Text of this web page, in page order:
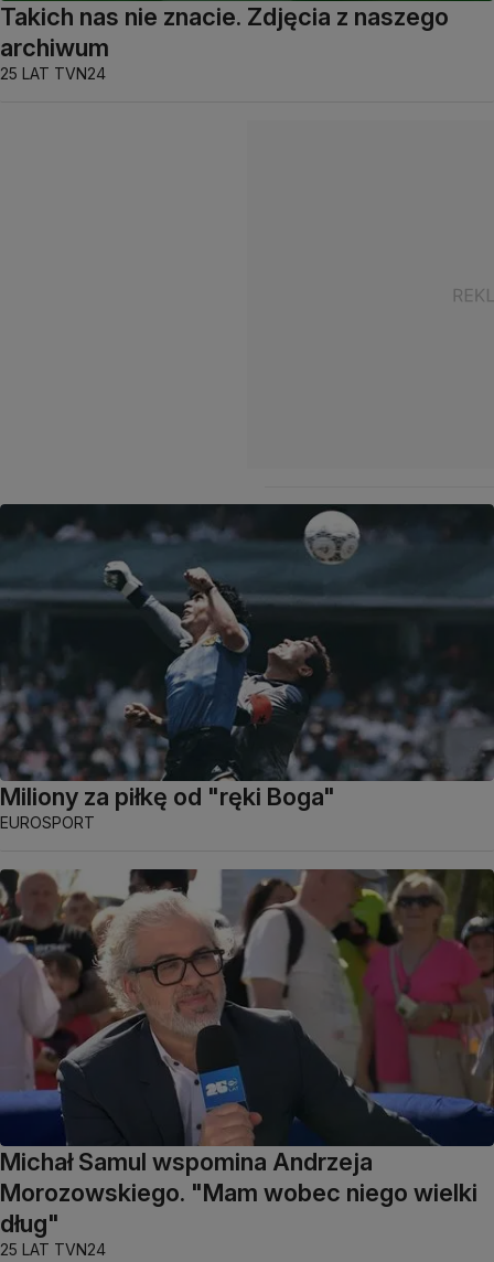
Takich nas nie znacie. Zdjęcia z naszego
archiwum
25 LAT TVN24
Miliony za piłkę od "ręki Boga"
EUROSPORT
Michał Samul wspomina Andrzeja
Morozowskiego. "Mam wobec niego wielki
dług"
25 LAT TVN24